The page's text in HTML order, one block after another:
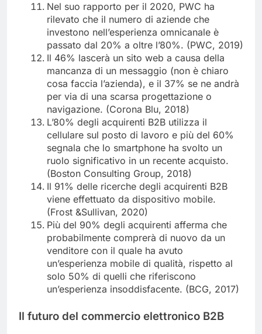
Nel suo rapporto per il 2020, PWC ha
rilevato che il numero di aziende che
investono nell’esperienza omnicanale è
passato dal 20% a oltre l’80%. (PWC, 2019)
Il 46% lascerà un sito web a causa della
mancanza di un messaggio (non è chiaro
cosa faccia l’azienda), e il 37% se ne andrà
per via di una scarsa progettazione o
navigazione. (Corona Blu, 2018)
L’80% degli acquirenti B2B utilizza il
cellulare sul posto di lavoro e più del 60%
segnala che lo smartphone ha svolto un
ruolo significativo in un recente acquisto.
(Boston Consulting Group, 2018)
Il 91% delle ricerche degli acquirenti B2B
viene effettuato da dispositivo mobile.
(Frost &Sullivan, 2020)
Più del 90% degli acquirenti afferma che
probabilmente comprerà di nuovo da un
venditore con il quale ha avuto
un’esperienza mobile di qualità, rispetto al
solo 50% di quelli che riferiscono
un’esperienza insoddisfacente. (BCG, 2017)
Il futuro del commercio elettronico B2B